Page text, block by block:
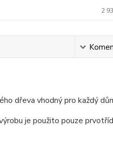
2
dřeva vhodný pro každý
je použito pouze